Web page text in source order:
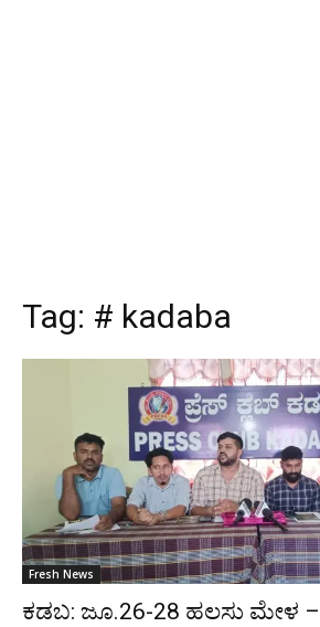
Tag: # kadaba
Fresh News
ಕಡಬ: ಜೂ.26-28 ಹಲಸು ಮೇಳ –